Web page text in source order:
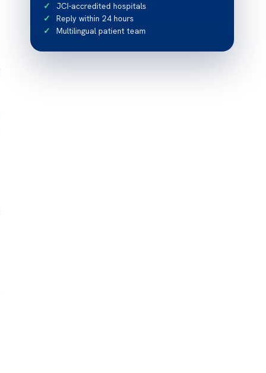
JCI-accredited hospitals
Reply within 24 hours
Multilingual patient team